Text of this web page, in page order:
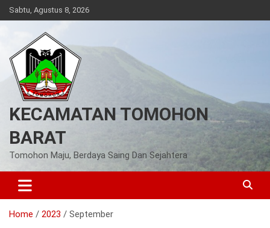
Skip
to
Sabtu, Agustus 8, 2026
KECAMATAN TOMOHON
BARAT
Tomohon Maju, Berdaya Saing Dan Sejahtera
Home 2023 September